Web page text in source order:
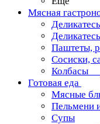
Мясная
Паштеты,
Сосиски,
Колбасы
Готовая еда
Мясные
Пельмени
Супы